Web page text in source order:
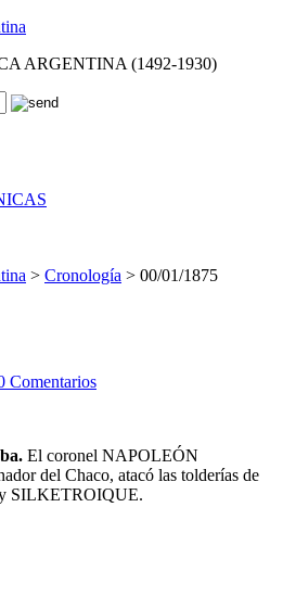
ARGENTINA (1492-1930)
> Cronología > 00/01/1875
Comentarios
El coronel NAPOLEÓN
del Chaco, atacó las tolderías de
SILKETROIQUE.